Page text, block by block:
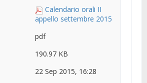
Calendario orali II
appello settembre 2015
pdf
190.97 KB
22 Sep 2015, 16:28